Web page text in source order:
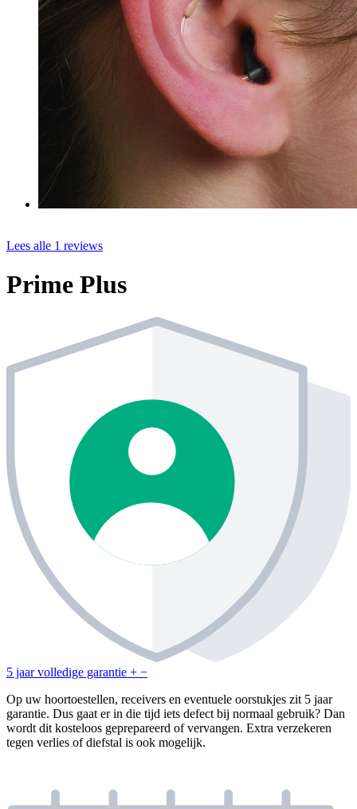
Lees alle 1 reviews
Prime Plus
5 jaar volledige garantie + −
Op uw hoortoestellen, receivers en eventuele oorstukjes zit 5 jaar
garantie. Dus gaat er in die tijd iets defect bij normaal gebruik? Dan
wordt dit kosteloos geprepareerd of vervangen. Extra verzekeren
tegen verlies of diefstal is ook mogelijk.